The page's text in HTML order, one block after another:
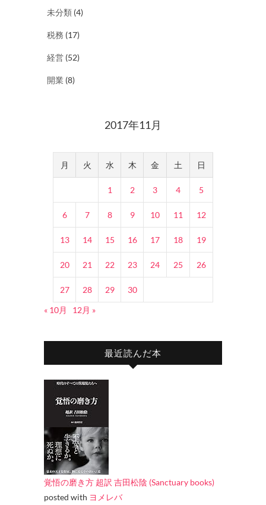
未分類 (4)
税務 (17)
経営 (52)
開業 (8)
2017年11月
月 火 水 木 金 土 日
1 2 3 4 5
6 7 8 9 10 11 12
13 14 15 16 17 18 19
20 21 22 23 24 25 26
27 28 29
30
« 10月
12月 »
最近読んだ本
覚悟の磨き方 超訳 吉田松陰 (Sanctuary books)
posted with ヨメレバ